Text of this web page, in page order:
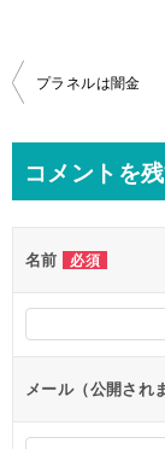
投
ビ
ー
シ
ョ
ン
プラネルは闇金
コメントを
名前 必須
メール（公開され